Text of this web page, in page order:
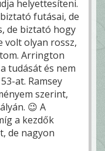
helyettesíteni.
futásai, de
de biztató hogy
volt olyan rossz,
Arrington
tudását és nem
at. Ramsey
szerint,
😉 A
a kezdők
de nagyon